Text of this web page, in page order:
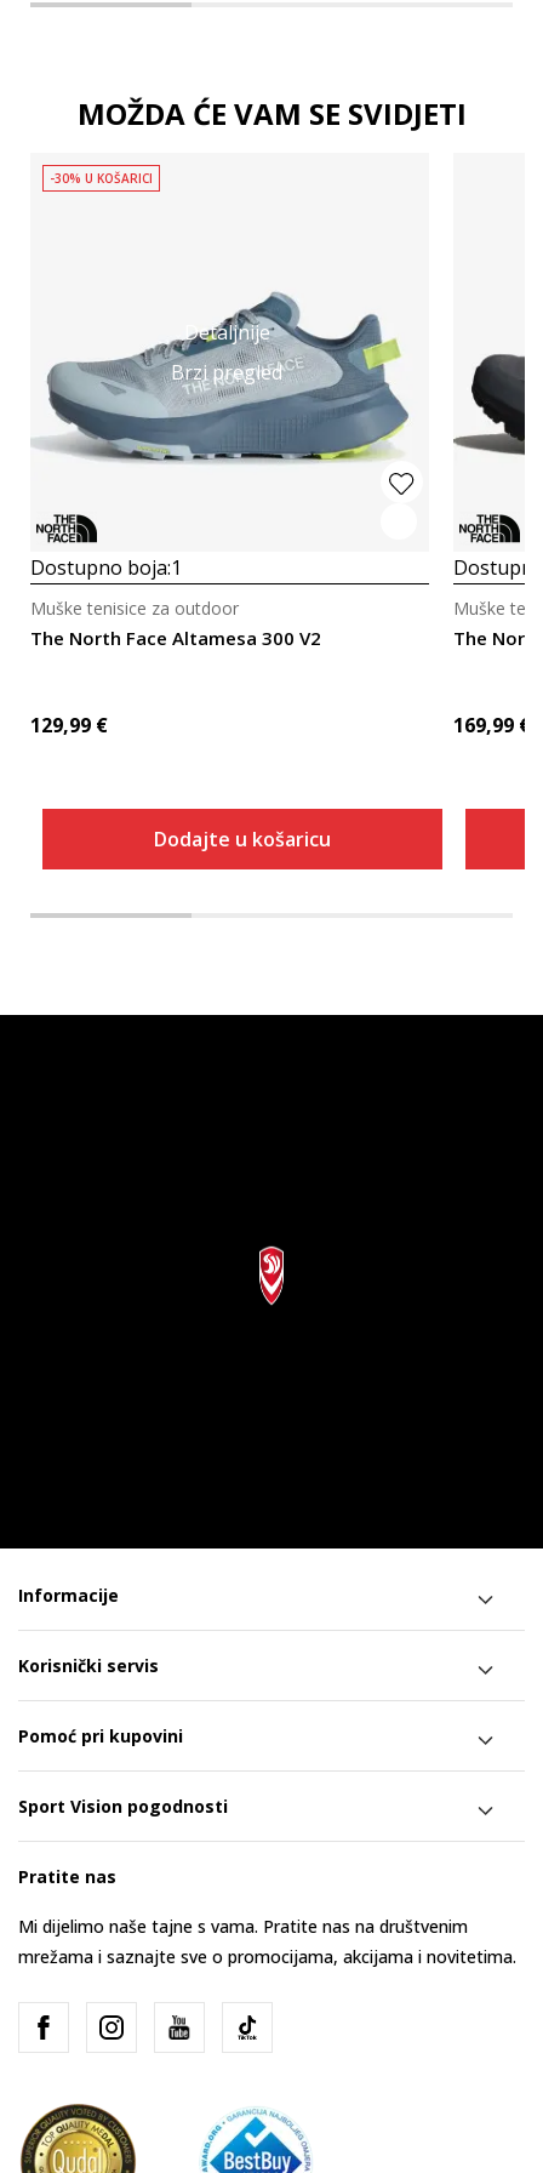
MOŽDA ĆE VAM SE SVIDJETI
Detaljnije
Brzi pregled
-30% U KOŠARICI
Dostupno boja:1
The North Face Altamesa 300 V2
Muške tenisice za outdoor
129,99 €
Dodajte u košaricu
The North
Muške
169,99 €
Informacije
Korisnički servis
Pomoć pri kupovini
Sport Vision pogodnosti
Pratite nas
Mi dijelimo naše tajne s vama. Pratite nas na društvenim
mrežama i saznajte sve o promocijama, akcijama i novitetima.